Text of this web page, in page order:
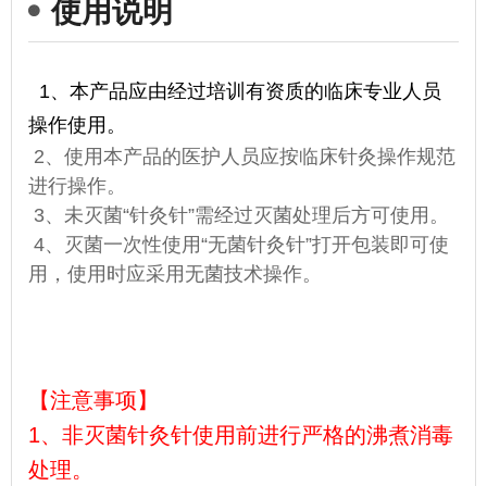
使用说明
1、 本产品应由经过培训有资质的临床专业人员
操作使用。
2、使用本产品的医护人员应按临床针灸操作规范
进行操作。
3、未灭菌“针灸针”需经过灭菌处理后方可使用。
4、灭菌一次性使用“无菌针灸针”打开包装即可使
用，使用时应采用无菌技术操作。
【注意事项】
1、 非灭菌针灸针使用前进行严格的沸煮消毒
处理。